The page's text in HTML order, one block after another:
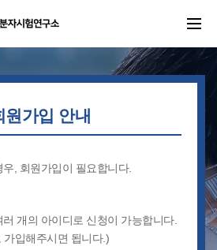
원가입 안내
, 회원가입이 필요합니다.
개의 아이디로 신청이 가능합니다.
가입해주시면 됩니다.)
성분